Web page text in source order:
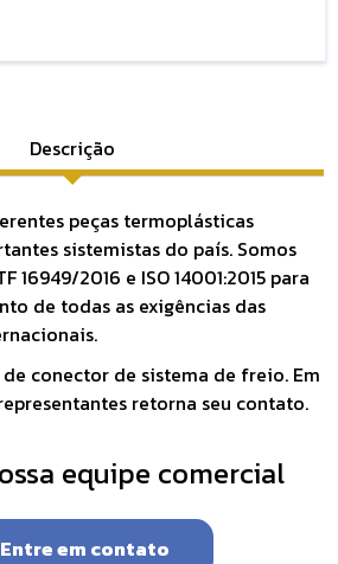
Descrição
peças termoplásticas
sistemistas do país. Somos
16949/2016 e ISO 14001:2015 para
de todas as exigências das
conector de sistema de freio. Em
retorna seu contato.
equipe comercial
Entre em contato